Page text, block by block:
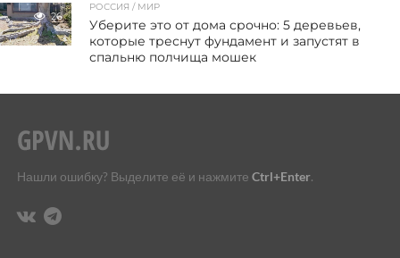
26
РОССИЯ / МИР
Уберите это от дома срочно: 5 деревьев,
которые треснут фундамент и запустят в
спальню полчища мошек
Нашли ошибку? Выделите её и нажмите Ctrl+Enter.